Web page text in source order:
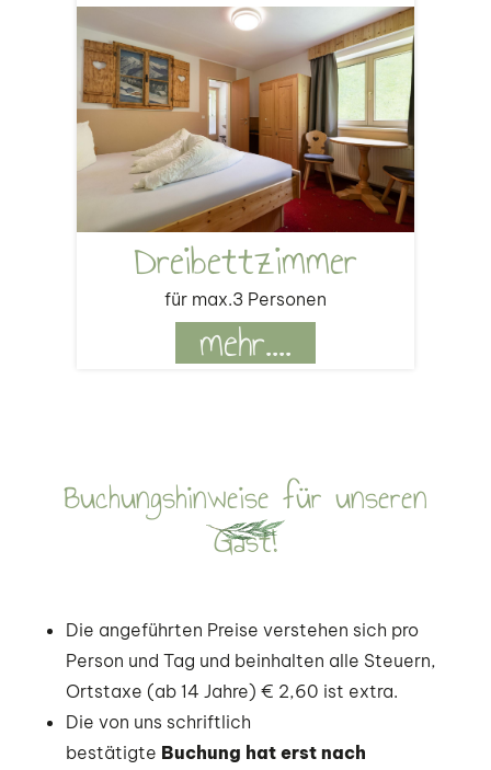
Dreibettzimmer
für max.3 Personen
mehr....
Buchungshinweise für unseren
Gast!
Die angeführten Preise verstehen sich pro
Person und Tag und beinhalten alle Steuern,
Ortstaxe (ab 14 Jahre) € 2,60 ist extra.
Die von uns schriftlich
bestätigte Buchung hat erst nach